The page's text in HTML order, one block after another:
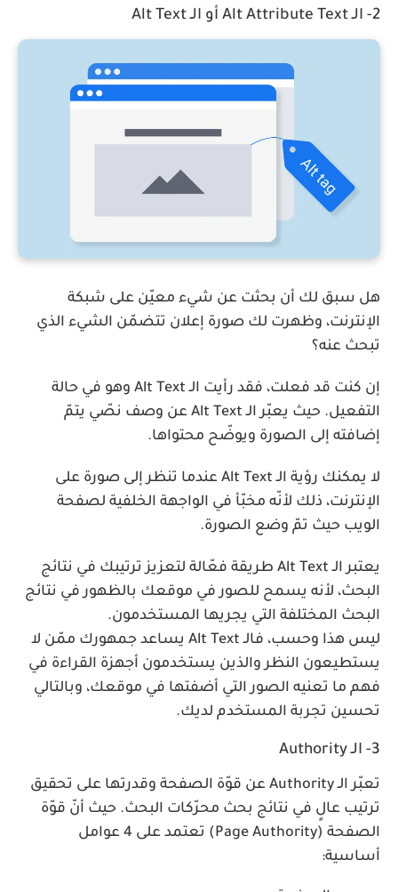
2- الـ Alt Attribute Text أو الـ Alt Text
هل سبق لك أن بحثت عن شيء معيّن على شبكة
الإنترنت، وظهرت لك صورة إعلان تتضمّن الشيء الذي
تبحث عنه؟
إن كنت قد فعلت، فقد رأيت الـ Alt Text وهو في حالة
التفعيل. حيث يعبّر الـ Alt Text عن وصف نصّي يتمّ
إضافته إلى الصورة ويوضّح محتواها.
لا يمكنك رؤية الـ Alt Text عندما تنظر إلى صورة على
الإنترنت، ذلك لأنّه مخبّأ في الواجهة الخلفية لصفحة
الويب حيث تمّ وضع الصورة.
يعتبر الـ Alt Text طريقة فعّالة لتعزيز ترتيبك في نتائج
البحث، لأنه يسمح للصور في موقعك بالظهور في نتائج
البحث المختلفة التي يجريها المستخدمون.
ليس هذا وحسب، فالـ Alt Text يساعد جمهورك ممّن لا
يستطيعون النظر والذين يستخدمون أجهزة القراءة في
فهم ما تعنيه الصور التي أضفتها في موقعك، وبالتالي
تحسين تجربة المستخدم لديك.
3- الـ Authority
تعبّر الـ Authority عن قوّة الصفحة وقدرتها على تحقيق
ترتيب عالٍ في نتائج بحث محرّكات البحث. حيث أنّ قوّة
الصفحة (Page Authority) تعتمد على 4 عوامل
أساسية: